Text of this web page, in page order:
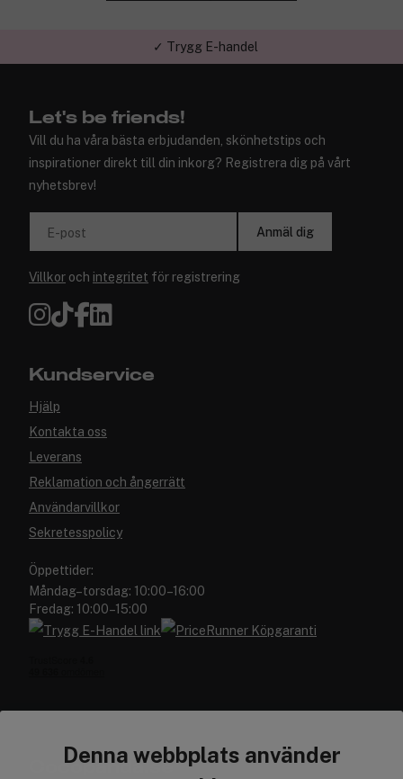
Denna webbplats använder
✓ Trygg E-handel
Let's be friends!
Vill du ha våra bästa erbjudanden, skönhetstips och
inspirationer direkt till din inkorg? Registrera dig på vårt
nyhetsbrev!
E-post Anmäl dig
Villkor och integritet för registrering
Kundservice
Hjälp
Kontakta oss
Leverans
Reklamation och ångerrätt
Användarvillkor
Sekretesspolicy
Öppettider:
Måndag–torsdag: 10:00–16:00
Fredag: 10:00–15:00
Cocopanda.se